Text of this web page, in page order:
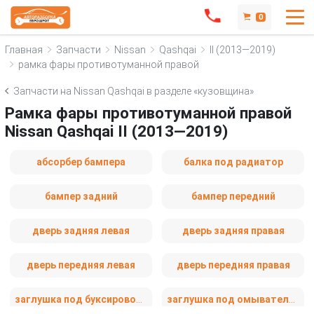
0
Главная Запчасти Nissan Qashqai
II (2013—2019)
рамка фары противотуманной правой
Запчасти на Nissan Qashqai в разделе «кузовщина»
Рамка фары противотуманной правой
Nissan Qashqai II (2013—2019)
абсорбер бампера балка под радиатор
бампер задний бампер передний
дверь задняя левая дверь задняя правая
дверь передняя левая дверь передняя правая